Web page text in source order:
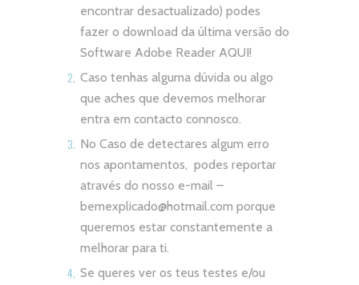
encontrar desactualizado) podes
fazer o download da última versão do
Software Adobe Reader AQUI!
Caso tenhas alguma dúvida ou algo
que aches que devemos melhorar
entra em contacto connosco.
No Caso de detectares algum erro
nos apontamentos, podes reportar
através do nosso e-mail –
bemexplicado@hotmail.com porque
queremos estar constantemente a
melhorar para ti.
Se queres ver os teus testes e/ou